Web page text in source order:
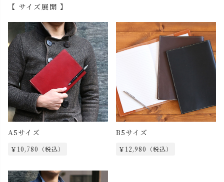
【 サイズ展開 】
A5サイズ
￥10,780（税込）
B5サイズ
￥12,980（税込）